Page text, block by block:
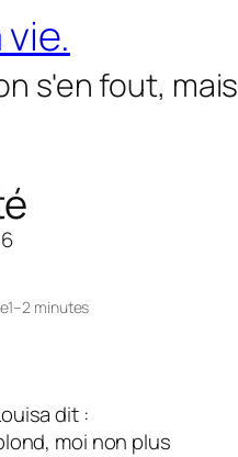
vie.
s'en fout, mais
1–2 minutes
dit :
moi non plus